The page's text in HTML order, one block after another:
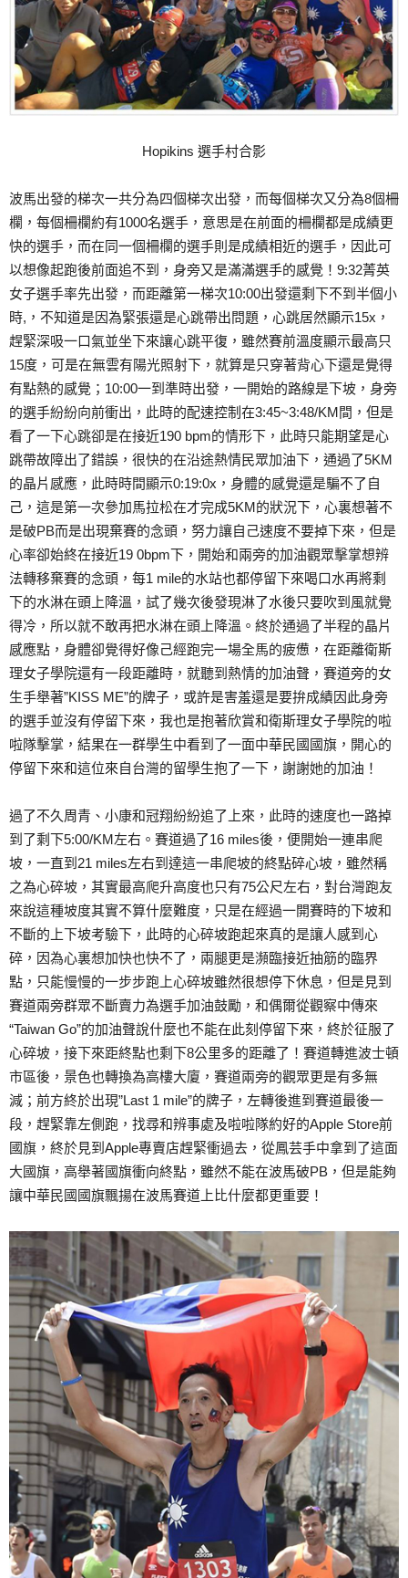
Hopikins 選手村合影
波馬出發的梯次一共分為四個梯次出發，而每個梯次又分為8個柵
欄，每個柵欄約有1000名選手，意思是在前面的柵欄都是成績更
快的選手，而在同一個柵欄的選手則是成績相近的選手，因此可
以想像起跑後前面追不到，身旁又是滿滿選手的感覺！9:32菁英
女子選手率先出發，而距離第一梯次10:00出發還剩下不到半個小
時,，不知道是因為緊張還是心跳帶出問題，心跳居然顯示15x，
趕緊深吸一口氣並坐下來讓心跳平復，雖然賽前溫度顯示最高只
15度，可是在無雲有陽光照射下，就算是只穿著背心下還是覺得
有點熱的感覺；10:00一到準時出發，一開始的路線是下坡，身旁
的選手紛紛向前衝出，此時的配速控制在3:45~3:48/KM間，但是
看了一下心跳卻是在接近190 bpm的情形下，此時只能期望是心
跳帶故障出了錯誤，很快的在沿途熱情民眾加油下，通過了5KM
的晶片感應，此時時間顯示0:19:0x，身體的感覺還是騙不了自
己，這是第一次參加馬拉松在才完成5KM的狀況下，心裏想著不
是破PB而是出現棄賽的念頭，努力讓自己速度不要掉下來，但是
心率卻始終在接近19 0bpm下，開始和兩旁的加油觀眾擊掌想辨
法轉移棄賽的念頭，每1 mile的水站也都停留下來喝口水再將剩
下的水淋在頭上降溫，試了幾次後發現淋了水後只要吹到風就覺
得冷，所以就不敢再把水淋在頭上降溫。終於通過了半程的晶片
感應點，身體卻覺得好像己經跑完一場全馬的疲憊，在距離衛斯
理女子學院還有一段距離時，就聽到熱情的加油聲，賽道旁的女
生手舉著”KISS ME”的牌子，或許是害羞還是要拚成績因此身旁
的選手並沒有停留下來，我也是抱著欣賞和衛斯理女子學院的啦
啦隊擊掌，結果在一群學生中看到了一面中華民國國旗，開心的
停留下來和這位來自台灣的留學生抱了一下，謝謝她的加油！
過了不久周青、小康和冠翔紛紛追了上來，此時的速度也一路掉
到了剩下5:00/KM左右。賽道過了16 miles後，便開始一連串爬
坡，一直到21 miles左右到達這一串爬坡的終點碎心坡，雖然稱
之為心碎坡，其實最高爬升高度也只有75公尺左右，對台灣跑友
來說這種坡度其實不算什麼難度，只是在經過一開賽時的下坡和
不斷的上下坡考驗下，此時的心碎坡跑起來真的是讓人感到心
碎，因為心裏想加快也快不了，兩腿更是瀕臨接近抽筋的臨界
點，只能慢慢的一步步跑上心碎坡雖然很想停下休息，但是見到
賽道兩旁群眾不斷賣力為選手加油鼓勵，和偶爾從觀察中傳來
“Taiwan Go”的加油聲說什麼也不能在此刻停留下來，終於征服了
心碎坡，接下來距終點也剩下8公里多的距離了！賽道轉進波士頓
市區後，景色也轉換為高樓大廈，賽道兩旁的觀眾更是有多無
減；前方終於出現”Last 1 mile”的牌子，左轉後進到賽道最後一
段，趕緊靠左側跑，找尋和辨事處及啦啦隊約好的Apple Store前
國旗，終於見到Apple專賣店趕緊衝過去，從鳳芸手中拿到了這面
大國旗，高舉著國旗衝向終點，雖然不能在波馬破PB，但是能夠
讓中華民國國旗飄揚在波馬賽道上比什麼都更重要！